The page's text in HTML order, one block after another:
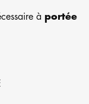
à portée